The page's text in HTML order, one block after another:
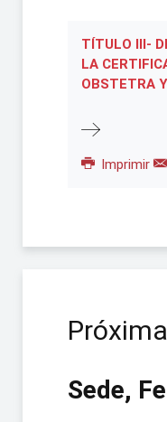
TÍTULO III-
LA
OBSTETRA
Imprimir
Sede,